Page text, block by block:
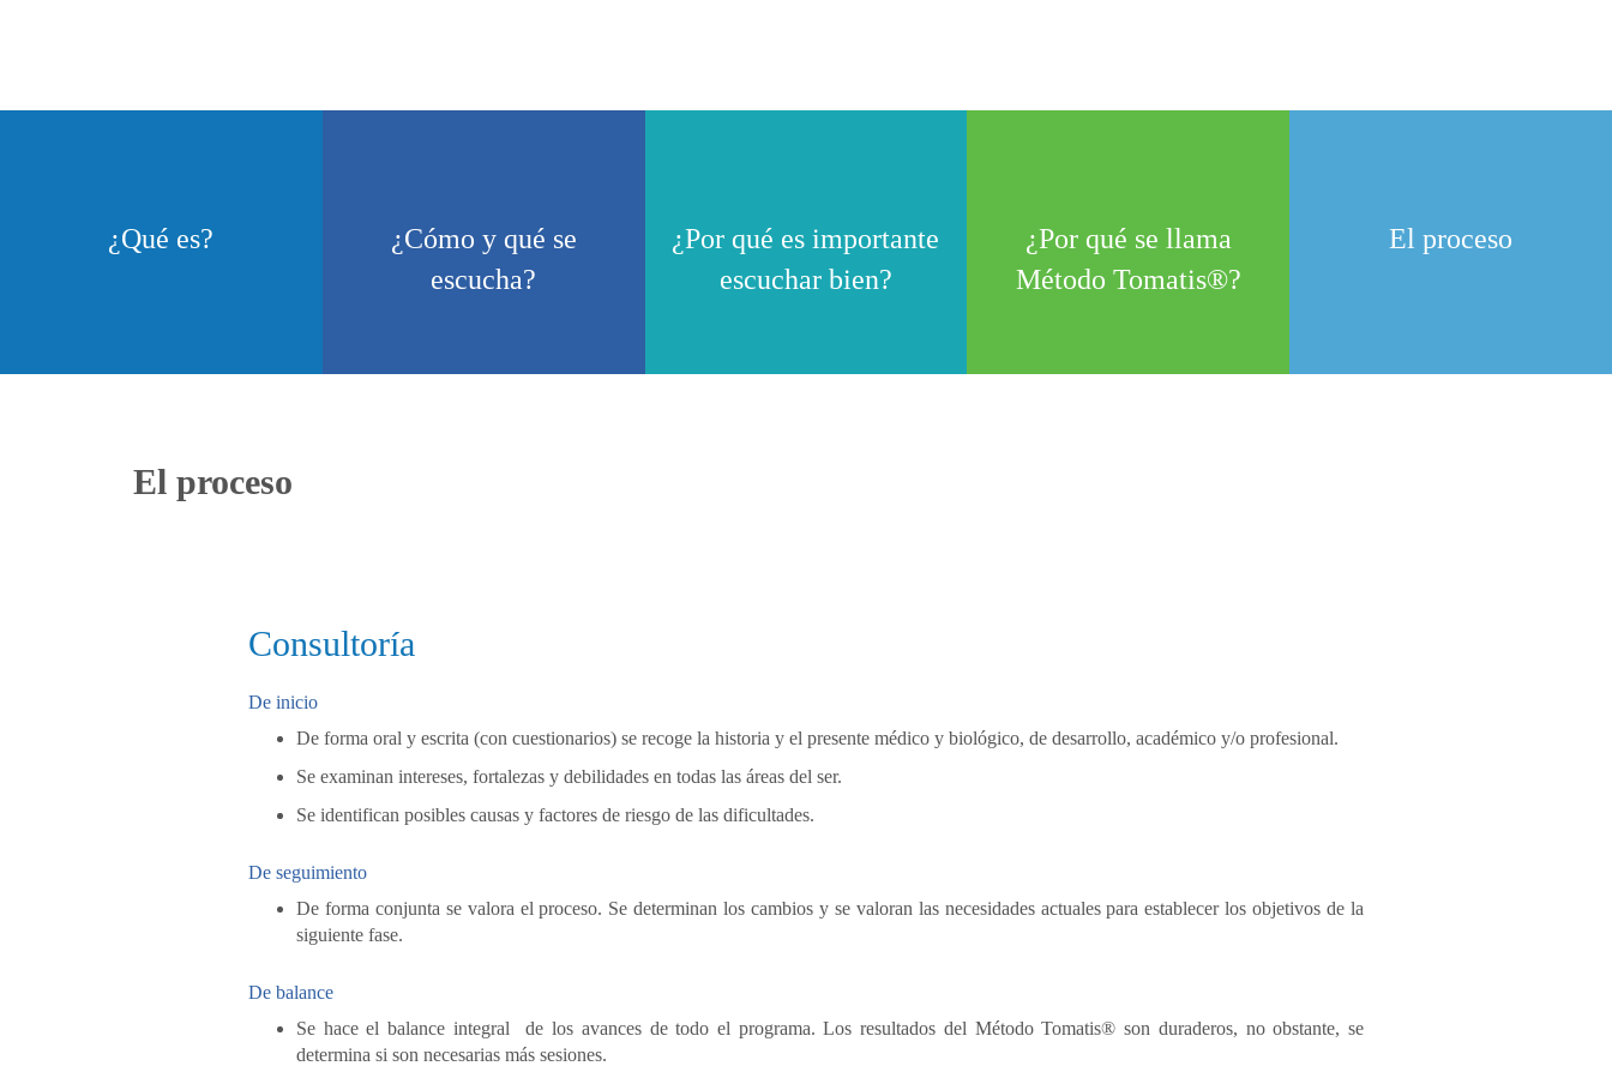
¿Qué es?
¿Cómo y qué se
escucha?
¿Por qué es importante
escuchar bien?
¿Por qué se llama
Método Tomatis®?
El proceso
El proceso
Consultoría
De inicio
De forma oral y escrita (con cuestionarios) se recoge la historia y el presente médico y biológico, de desarrollo, académico y/o profesional.
Se examinan intereses, fortalezas y debilidades en todas las áreas del ser.
Se identifican posibles causas y factores de riesgo de las dificultades.
De seguimiento
De forma conjunta se valora el proceso. Se determinan los cambios y se valoran las necesidades actuales para establecer los objetivos de la
siguiente fase.
De balance
Se hace el balance integral de los avances de todo el programa. Los resultados del Método Tomatis® son duraderos, no obstante, se
determina si son necesarias más sesiones.